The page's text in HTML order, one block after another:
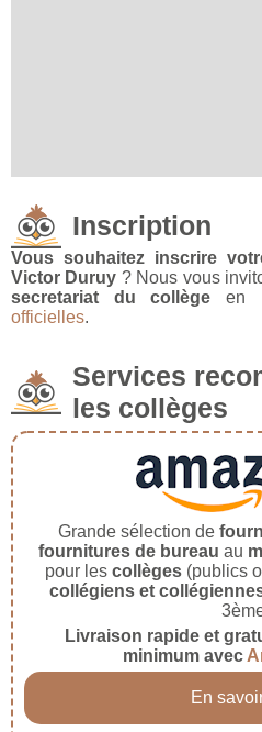
Inscription
Vous souhaitez inscrire
Victor Duruy ? Nous vous
secretariat du collège en
officielles.
Services
les collèges
Grande sélection de
fournitures de bureau au
pour les collèges (publics
collégiens et
Livraison rapide et
minimum avec
En